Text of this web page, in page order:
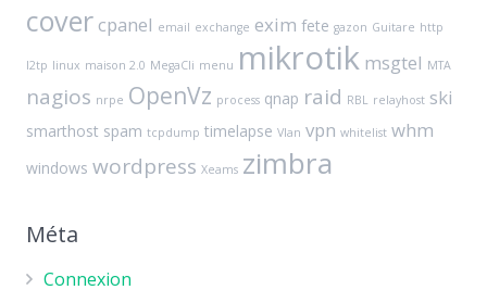
cover cpanel email exchange exim fete gazon Guitare http
l2tp linux maison 2.0 MegaCli menu mikrotik msgtel MTA
nagios nrpe OpenVz process qnap raid RBL relayhost ski
smarthost spam tcpdump timelapse Vlan vpn whitelist whm
windows wordpress Xeams zimbra
Méta
Connexion